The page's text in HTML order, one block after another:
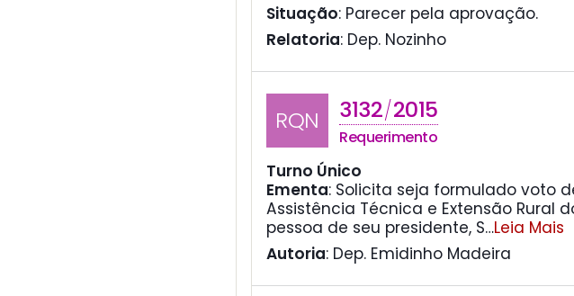
Situação: Parecer pela aprovação.
Relatoria: Dep. Nozinho
RQN 3132/2015
Requerimento
Turno Único
Ementa: Solicita seja formulado voto
Assistência Técnica e Extensão Rural
pessoa de seu presidente, S…Leia Mais
Autoria: Dep. Emidinho Madeira